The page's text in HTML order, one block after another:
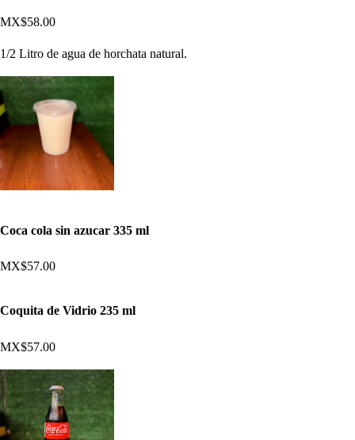
MX$58.00
1/2 Litro de agua de horchata natural.
Coca cola sin azucar 335 ml
MX$57.00
Coquita de Vidrio 235 ml
MX$57.00